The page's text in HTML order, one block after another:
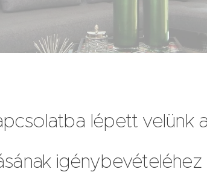
lépett velünk
igénybevételéhez